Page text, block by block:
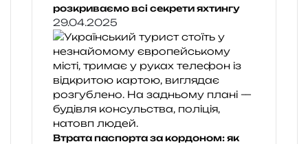
розкриваємо всі секрети яхтингу
29.04.2025
Втрата паспорта за кордоном: як